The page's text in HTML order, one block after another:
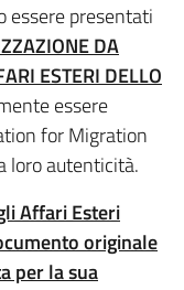
essere presentati
DA
ESTERI DELLO
essere
for Migration
loro autenticità.
Affari Esteri
originale
per la sua